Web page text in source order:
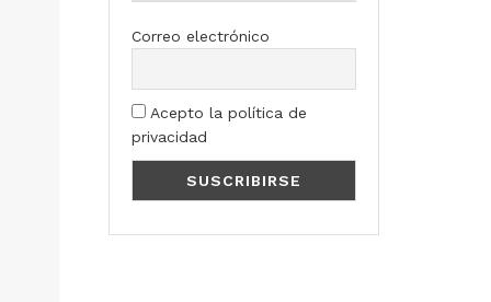
Correo electrónico
Acepto la política de
privacidad